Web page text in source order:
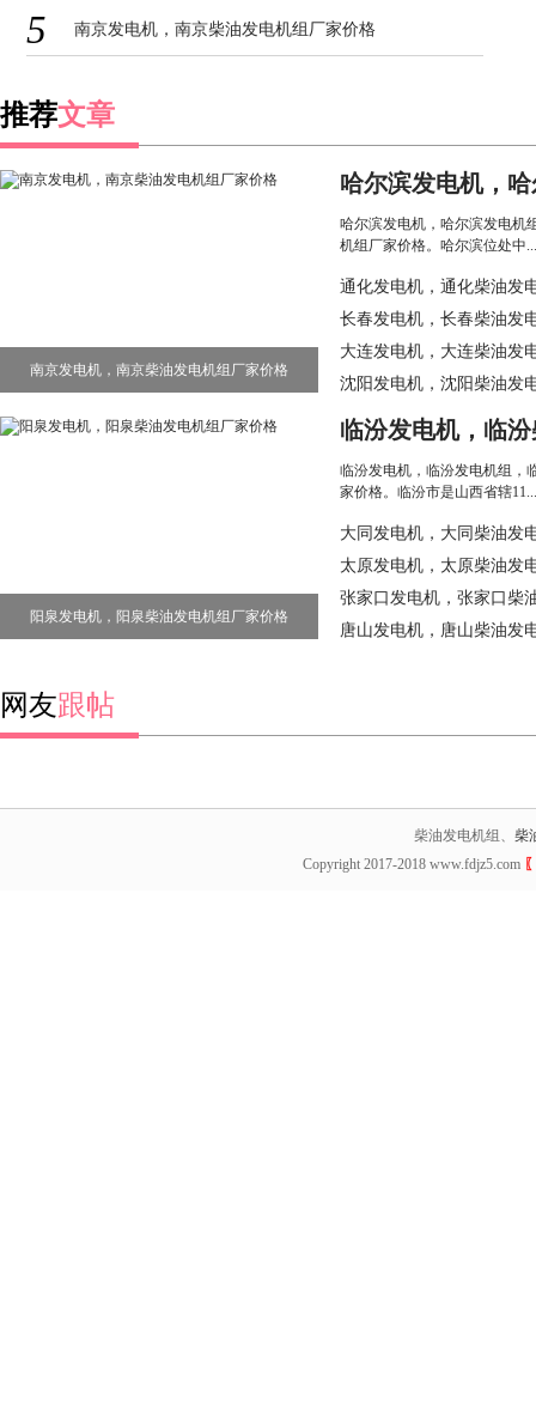
5 南京发电机，南京柴油发电机组厂家价格
推荐文章
南京发电机，南京柴油发电机组厂家价格
哈尔滨发电机，
电机组厂家价格
哈尔滨发电机，哈尔滨发电机
机组厂家价格。哈尔滨位处中
通化发电机，通化柴油发
长春发电机，长春柴油发
大连发电机，大连柴油发
沈阳发电机，沈阳柴油发
阳泉发电机，阳泉柴油发电机组厂家价格
临汾发电机，临
组厂家价格
临汾发电机，临汾发电机组，
家价格。临汾市是山西省辖
大同发电机，大同柴油发
太原发电机，太原柴油发
张家口发电机，张家口柴
格
唐山发电机，唐山柴油发
网友跟帖
柴油发电机组、 柴
Copyright 2017-2018 www.fdjz5.com